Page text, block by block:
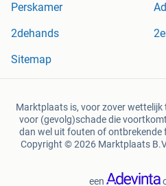
Perskamer
2dehands
Sitemap
Marktplaats is, voor zover
voor (gevolg)schade die
dan wel uit fouten of ontbrekende
Copyright © 2026 Marktplaats
een